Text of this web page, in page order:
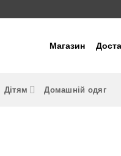
Магазин
Дітям Домашній одяг